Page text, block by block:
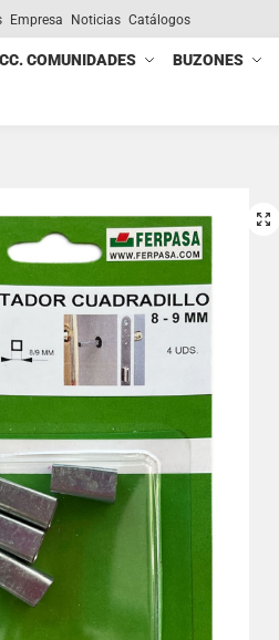
Empresa Noticias Catálogos
COMUNIDADES BUZONES